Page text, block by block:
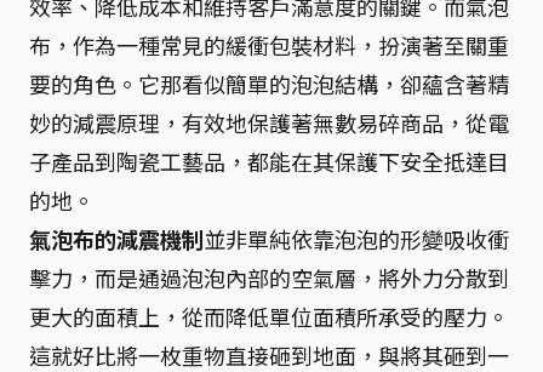
布，作為一種常見的緩衝包裝材料，扮演著至關重
要的角色。它那看似簡單的泡泡結構，卻蘊含著精
妙的減震原理，有效地保護著無數易碎商品，從電
子產品到陶瓷工藝品，都能在其保護下安全抵達目
的地。
氣泡布的減震機制並非單純依靠泡泡的形變吸收衝
擊力，而是通過泡泡內部的空氣層，將外力分散到
更大的面積上，從而降低單位面積所承受的壓力。
這就好比將一枚重物直接砸到地面，與將其砸到一